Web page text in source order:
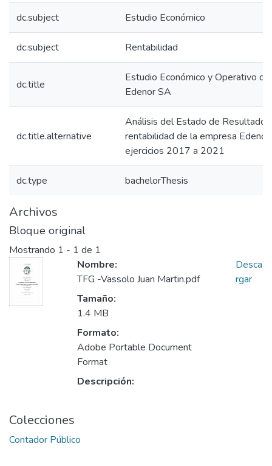
dc.subject Estudio Económico
dc.subject Rentabilidad
dc.title
Estudio Económico y Operativo
Edenor SA
dc.title.alternative
Análisis del Estado de
rentabilidad de la empresa
ejercicios 2017 a 2021
dc.type bachelorThesis
Archivos
Bloque original
Mostrando 1 - 1 de 1
Nombre:
TFG -Vassolo Juan Martin.pdf
Tamaño:
1.4 MB
Formato:
Adobe Portable Document
Format
Descripción:
Desca
rgar
Colecciones
Contador Público